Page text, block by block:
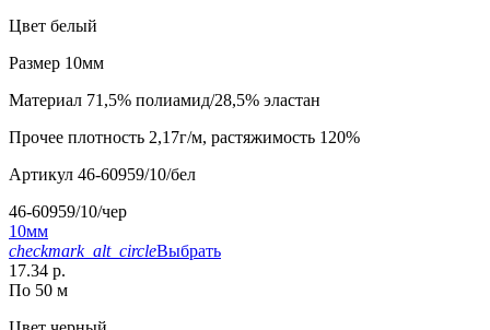
Цвет белый
Размер 10мм
Материал 71,5% полиамид/28,5% эластан
Прочее плотность 2,17г/м, растяжимость 120%
Артикул 46-60959/10/бел
46-60959/10/чер
10мм
checkmark_alt_circleВыбрать
17.34 р.
По 50 м